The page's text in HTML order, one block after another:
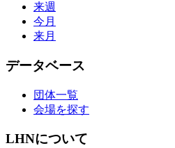
来週
今月
来月
データベース
団体一覧
会場を探す
LHNについて